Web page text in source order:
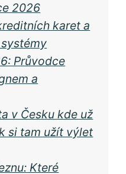
2026
karet a
Průvodce
a
v Česku kde už
si tam užít výlet
Které